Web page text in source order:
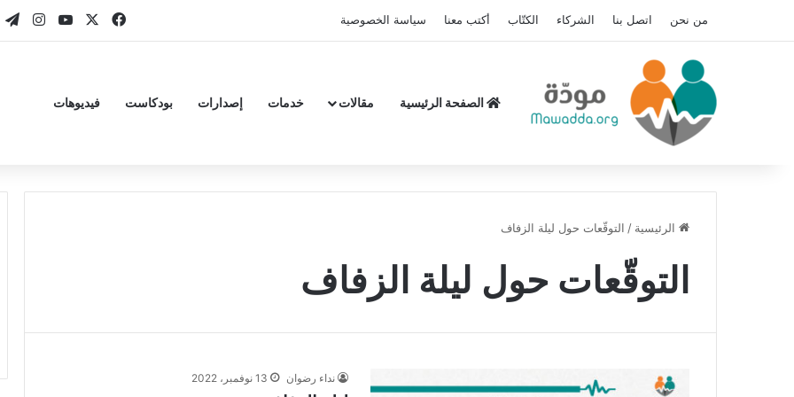
من نحن اتصل بنا الشركاء الكتّاب أكتب معنا سياسة الخصوصية فيسبوك ‫YouTube
الصفحة الرئيسية مقالات خدمات إصدارات بودكاست فيديوهات
الرئيسية / التوقّعات حول ليلة الزفاف
التوقّعات حول ليلة الزفاف
نداء رضوان 13 نوفمبر، 2022